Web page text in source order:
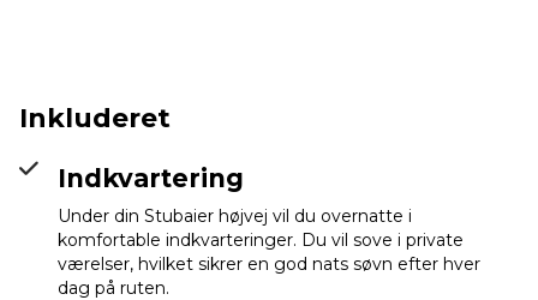
Inkluderet
Indkvartering
Under din Stubaier højvej vil du overnatte i
komfortable indkvarteringer. Du vil sove i private
værelser, hvilket sikrer en god nats søvn efter hver
dag på ruten.